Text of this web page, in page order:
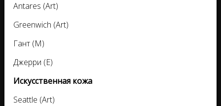
Antares (Art)
Greenwich (Art)
Гант (M)
Джерри (E)
Искусственная кожа
Seattle (Art)